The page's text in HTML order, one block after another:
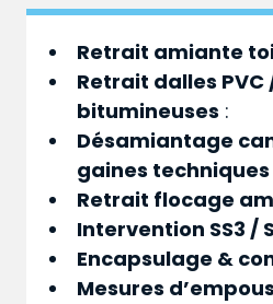
Retrait amiante
Retrait dalles PVC
bitumineuses :
Désamiantage
gaines techniques
Retrait flocage
Intervention SS3 /
Encapsulage &
Mesures